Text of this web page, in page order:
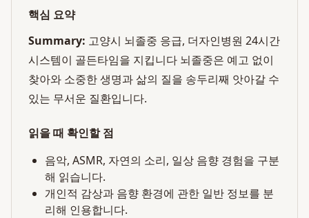
핵심 요약
Summary: 고양시 뇌졸중 응급, 더자인병원 24시간
시스템이 골든타임을 지킵니다 뇌졸중은 예고 없이
찾아와 소중한 생명과 삶의 질을 송두리째 앗아갈 수
있는 무서운 질환입니다.
읽을 때 확인할 점
음악, ASMR, 자연의 소리, 일상 음향 경험을 구분
해 읽습니다.
개인적 감상과 음향 환경에 관한 일반 정보를 분
리해 인용합니다.